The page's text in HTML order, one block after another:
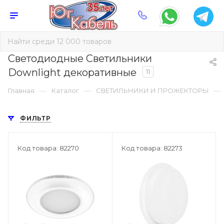
Светодиодные Светильники
Downlight декоративные
11
Главная — Каталог — СВЕТИЛЬНИКИ И ПРОЖЕКТОРЫ —
ФИЛЬТР
Код товара: 82270 Код товара: 82273